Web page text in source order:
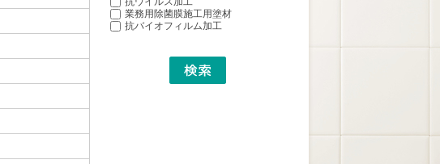
業務用除菌膜施工用塗材
抗バイオフィルム加工